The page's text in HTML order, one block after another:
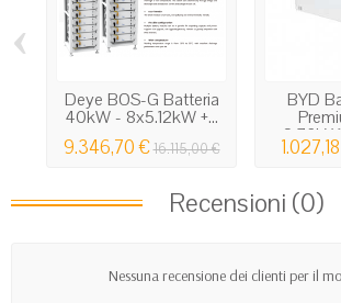
Deye BOS-G Batteria
40kW - 8x5.12kW +...
9.346,70 €16.115,00 €
BYD
‹
Recensioni (0)
Nessuna recensione dei clienti per il